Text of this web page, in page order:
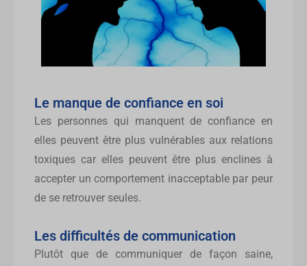
Le manque de confiance en soi
Les personnes qui manquent de confiance en
elles peuvent être plus vulnérables aux relations
toxiques car elles peuvent être plus enclines à
accepter un comportement inacceptable par peur
de se retrouver seules.
Les difficultés de communication
Plutôt que de communiquer de façon saine,